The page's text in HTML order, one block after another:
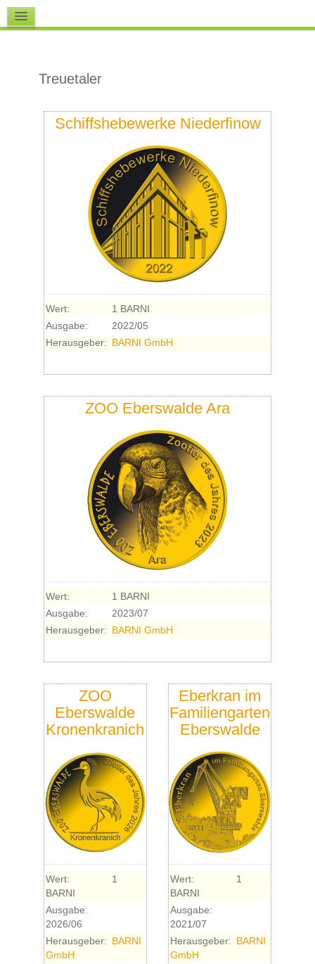
Downloads
Treuetaler
Schiffshebewerke Niederfinow
Wert:
1 BARNI
Ausgabe:
2022/05
Herausgeber: BARNI GmbH
ZOO Eberswalde Ara
Wert:
1 BARNI
Ausgabe:
2023/07
Herausgeber: BARNI GmbH
ZOO
Eberswalde
Kronenkranich
Wert:
1
BARNI
Ausgabe:
2026/06
Herausgeber: BARNI
GmbH
Eberkran im
Familiengarten
Eberswalde
Wert:
1
BARNI
Ausgabe:
2021/07
Herausgeber: BARNI
GmbH